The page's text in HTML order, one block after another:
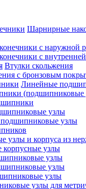
Шарнирные
с наружной
с внутренней
Втулки скольжения
с бронзовым
Линейные
узлы
узлы
узлы и корпуса из
узлы
узлы
узлы
узлы
узлы для